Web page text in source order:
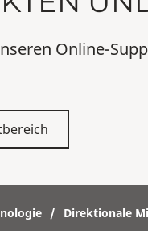
Online-
/ Direktionale